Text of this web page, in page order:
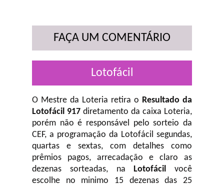
FAÇA UM COMENTÁRIO
Lotofácil
O Mestre da Loteria retira o Resultado da
Lotofácil 917 diretamento da caixa Loteria,
porém não é responsável pelo sorteio da
CEF, a programação da Lotofácil segundas,
quartas e sextas, com detalhes como
prêmios pagos, arrecadação e claro as
dezenas sorteadas, na Lotofácil você
escolhe no minimo 15 dezenas das 25